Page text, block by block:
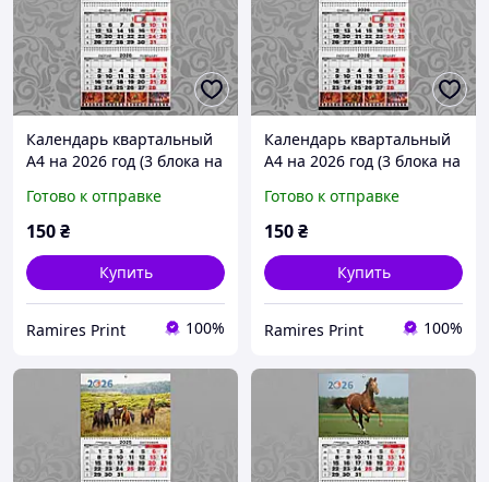
Календарь квартальный
А4 на 2026 год (3 блока на
поле) офсет Конь 017
Готово к отправке
150₴
Купить
Ramires Print 100%
Календарь квартальный
А4 на 2026 год (3 блока на
поле) офсет Конь 018
Готово к отправке
150₴
Купить
Ramires Print 100%